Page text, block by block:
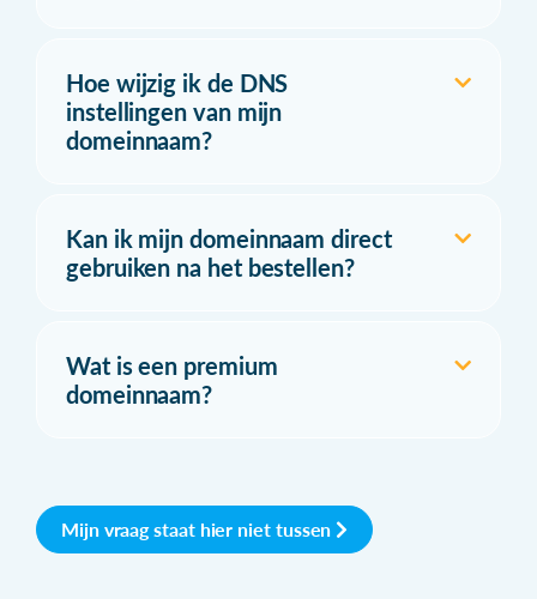
Hoe wijzig ik de DNS
instellingen van mijn
domeinnaam?
Kan ik mijn domeinnaam direct
gebruiken na het bestellen?
Wat is een premium
domeinnaam?
Mijn vraag staat hier niet tussen